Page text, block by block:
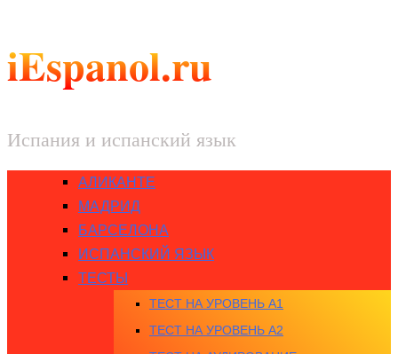
iEspanol.ru
Испания и испанский язык
АЛИКАНТЕ
МАДРИД
БАРСЕЛОНА
ИСПАНСКИЙ ЯЗЫК
ТЕСТЫ
ТЕСТ НА УРОВЕНЬ A1
ТЕСТ НА УРОВЕНЬ A2